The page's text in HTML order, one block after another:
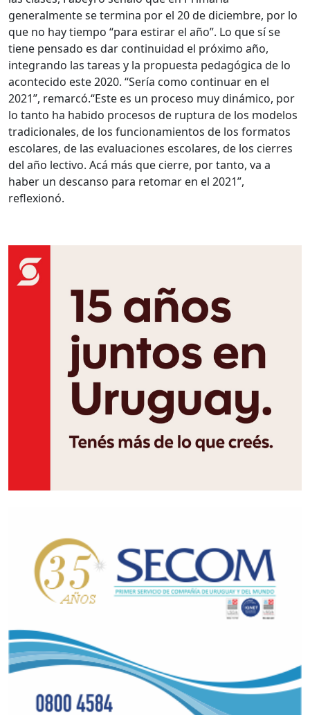
generalmente se termina por el 20 de diciembre, por lo
que no hay tiempo “para estirar el año”. Lo que sí se
tiene pensado es dar continuidad el próximo año,
integrando las tareas y la propuesta pedagógica de lo
acontecido este 2020. “Sería como continuar en el
2021”, remarcó.“Este es un proceso muy dinámico, por
lo tanto ha habido procesos de ruptura de los modelos
tradicionales, de los funcionamientos de los formatos
escolares, de las evaluaciones escolares, de los cierres
del año lectivo. Acá más que cierre, por tanto, va a
haber un descanso para retomar en el 2021”,
reflexionó.